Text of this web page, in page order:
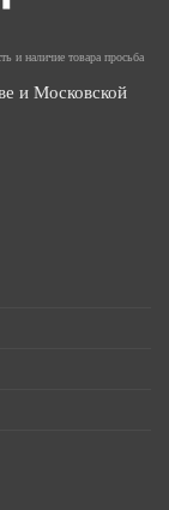
и наличие товара просьба
и Московской